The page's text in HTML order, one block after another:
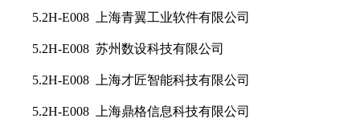
5.2H-E008 上海青翼工业软件有限公司
5.2H-E008 苏州数设科技有限公司
5.2H-E008 上海才匠智能科技有限公司
5.2H-E008 上海鼎格信息科技有限公司